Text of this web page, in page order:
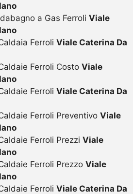
a Gas Ferroli Viale
Ferroli Viale Caterina Da
Ferroli Costo Viale
Ferroli Viale Caterina Da
Ferroli Preventivo Viale
Ferroli Prezzi Viale
Ferroli Prezzo Viale
Ferroli Viale Caterina Da